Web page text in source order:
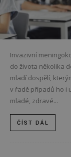
Invazivní
do života několika
mladí dospělí,
v řadě případů ho i
mladé, zdravé...
ČÍST DÁL